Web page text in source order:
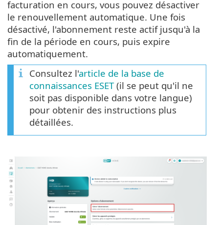
facturation en cours, vous pouvez désactiver
le renouvellement automatique. Une fois
désactivé, l'abonnement reste actif jusqu'à la
fin de la période en cours, puis expire
automatiquement.
Consultez l'article de la base de
connaissances ESET(il se peut qu'il ne
soit pas disponible dans votre langue)
pour obtenir des instructions plus
détaillées.